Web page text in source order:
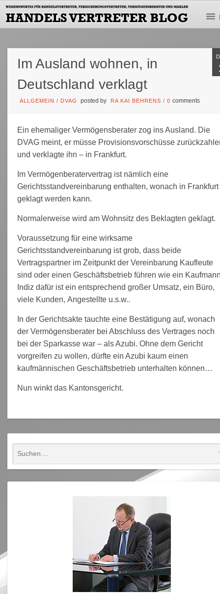
Im Ausland wohnen, in
Deutschland verklagt
ALLGEMEIN / DVAG posted by RA KAI BEHRENS /0comments
Ein ehemaliger Vermögensberater zog ins Ausland. Die
DVAG meint, er müsse Provisionsvorschüsse
und verklagte ihn – in Frankfurt.
Im Vermögenberatervertrag ist nämlich eine
Gerichtsstandvereinbarung enthalten, wonach in Frankfurt
geklagt werden kann.
Normalerweise wird am Wohnsitz des Beklagten geklagt.
Voraussetzung für eine wirksame
Gerichtsstandvereinbarung ist grob, dass beide
Vertragspartner im Zeitpunkt der Vereinbarung Kaufleute
sind oder einen Geschäftsbetrieb führen wie ein
Indiz dafür ist ein entsprechend großer Umsatz, ein Büro,
viele Kunden, Angestellte u.s.w..
In der Gerichtsakte tauchte eine Bestätigung auf, wonach
der Vermögensberater bei Abschluss des Vertrages noch
bei der Sparkasse war – als Azubi. Ohne dem Gericht
vorgreifen zu wollen, dürfte ein Azubi kaum einen
kaufmännischen Geschäftsbetrieb unterhalten können…
Nun winkt das Kantonsgericht.